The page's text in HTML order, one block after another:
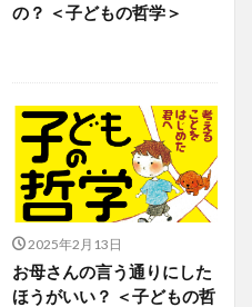
の？ ＜子どもの哲学＞
2025年2月13日
お母さんの言う通りにした
ほうがいい？ ＜子どもの哲